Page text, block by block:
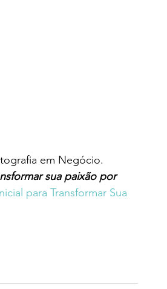
em Negócio.
sua paixão por
para Transformar Sua